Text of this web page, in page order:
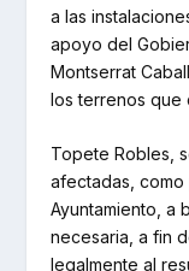
a las
apoyo del
Montserrat
los terrenos que
Topete Robles,
afectadas,
Ayuntamiento, a
necesaria, a fin
legalmente al